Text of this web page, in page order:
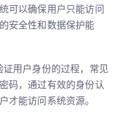
可以确保用户只能访问
安全性和数据保护能
证用户身份的过程，常见
码，通过有效的身份认
才能访问系统资源。